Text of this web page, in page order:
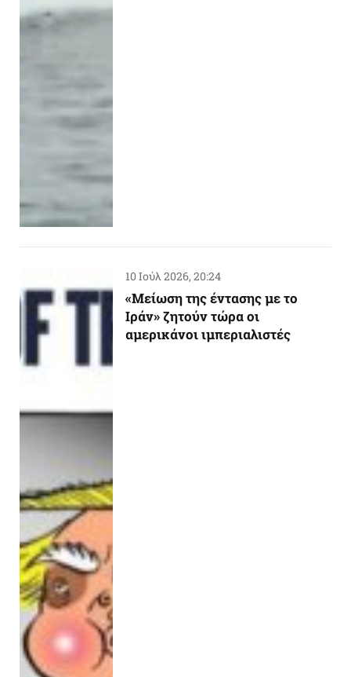
10 Ιούλ 2026, 20:24
«Μείωση της έντασης με το
Ιράν» ζητούν τώρα οι
αμερικάνοι ιμπεριαλιστές